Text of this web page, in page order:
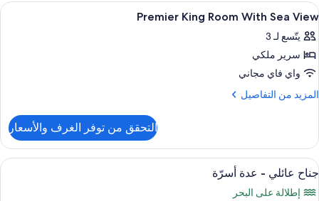
استعراض
جميع
صور
Premier
King
Room
View
ملاءات إيطالية من طراز فريتي وأغطية
12
Premier King Room With Sea View
يتّسع لـ 3
سرير ملكي
واي فاي مجاني
المزيد من التفاصيل
المزيد
Premier
King
Room
With
Sea
التحقق من توفر الغرف والأسعار
استعراض
جميع
ملاءات إيطالية من طراز فريتي وأغطية
13
جناح عائلي - عدة أسرّة
إطلالة على البحر